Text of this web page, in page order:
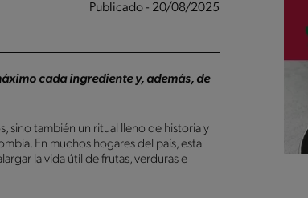
Publicado - 20/08/2025
cada ingrediente y, además, de
sino también un ritual lleno de historia y
En muchos hogares del país, esta
la vida útil de frutas, verduras e